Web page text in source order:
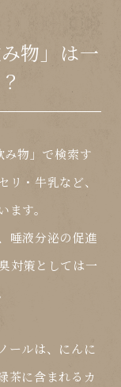
物」は一
み物」で検索す
リ・牛乳など、
す。
唾液分泌の促進
対策としては一
ールは、にんに
茶に含まれるカ